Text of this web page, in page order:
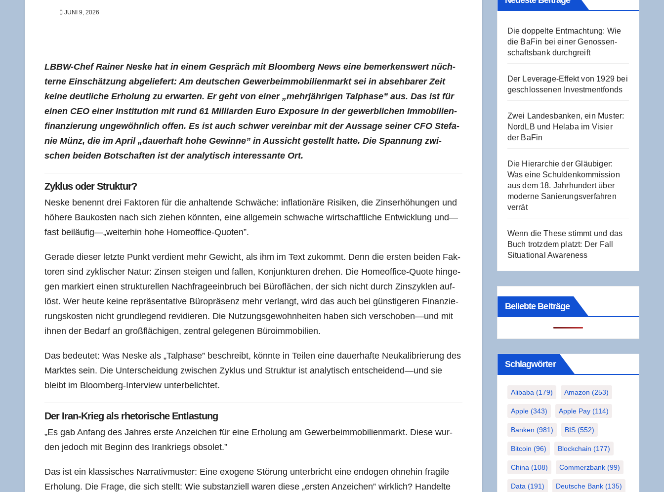
JUNI 9, 2026
LBBW-Chef Rai­ner Nes­ke hat in einem Gespräch mit Bloom­berg News eine bemer­kens­wert nüch­
ter­ne Ein­schät­zung abge­lie­fert: Am deut­schen Gewer­be­im­mo­bi­li­en­markt sei in abseh­ba­rer Zeit
kei­ne deut­li­che Erho­lung zu erwar­ten. Er geht von einer „mehr­jäh­ri­gen Tal­pha­se” aus. Das ist für
einen CEO einer Insti­tu­ti­on mit rund 61 Mil­li­ar­den Euro Expo­sure in der gewerb­li­chen Immo­bi­li­en­
fi­nan­zie­rung unge­wöhn­lich offen. Es ist auch schwer ver­ein­bar mit der Aus­sa­ge sei­ner CFO Ste­fa­
nie Münz, die im April „dau­er­haft hohe Gewin­ne” in Aus­sicht gestellt hat­te. Die Span­nung zwi­
schen bei­den Bot­schaf­ten ist der ana­ly­tisch inter­es­san­te Ort.
Zyklus oder Struktur?
Nes­ke benennt drei Fak­to­ren für die anhal­ten­de Schwä­che: infla­tio­nä­re Risi­ken, die Zins­er­hö­hun­gen und
höhe­re Bau­kos­ten nach sich zie­hen könn­ten, eine all­ge­mein schwa­che wirt­schaft­li­che Ent­wick­lung und—
fast beiläufig—„weiterhin hohe Homeoffice-Quoten”.
Gera­de die­ser letz­te Punkt ver­dient mehr Gewicht, als ihm im Text zukommt. Denn die ers­ten bei­den Fak­
to­ren sind zykli­scher Natur: Zin­sen stei­gen und fal­len, Kon­junk­tu­ren dre­hen. Die Home­of­fice-Quo­te hin­ge­
gen mar­kiert einen struk­tu­rel­len Nach­fra­ge­ein­bruch bei Büro­flä­chen, der sich nicht durch Zins­zy­klen auf­
löst. Wer heu­te kei­ne reprä­sen­ta­ti­ve Büro­prä­senz mehr ver­langt, wird das auch bei güns­ti­ge­ren Finan­zie­
rungs­kos­ten nicht grund­le­gend revi­die­ren. Die Nut­zungs­ge­wohn­hei­ten haben sich verschoben—und mit
ihnen der Bedarf an groß­flä­chi­gen, zen­tral gele­ge­nen Büroimmobilien.
Das bedeu­tet: Was Nes­ke als „Tal­pha­se” beschreibt, könn­te in Tei­len eine dau­er­haf­te Neu­ka­li­brie­rung des
Mark­tes sein. Die Unter­schei­dung zwi­schen Zyklus und Struk­tur ist ana­ly­tisch entscheidend—und sie
bleibt im Bloom­berg-Inter­view unterbelichtet.
Der Iran-Krieg als rhe­to­ri­sche Entlastung
„Es gab Anfang des Jah­res ers­te Anzei­chen für eine Erho­lung am Gewer­be­im­mo­bi­li­en­markt. Die­se wur­
den jedoch mit Beginn des Irankriegs obsolet.”
Das ist ein klas­si­sches Nar­ra­tiv­mus­ter: Eine exo­ge­ne Stö­rung unter­bricht eine endo­gen ohne­hin fra­gi­le
Erho­lung. Die Fra­ge, die sich stellt: Wie sub­stan­zi­ell waren die­se „ers­ten Anzei­chen” wirk­lich? Han­del­te
Die dop­pel­te Ent­mach­tung: Wie
die BaFin bei einer Genos­sen­
schafts­bank durchgreift
Der Levera­ge-Effekt von 1929 bei
geschlos­se­nen Investmentfonds
Zwei Lan­des­ban­ken, ein Mus­ter:
NordLB und Hela­ba im Visier
der BaFin
Die Hier­ar­chie der Gläu­bi­ger:
Was eine Schul­den­kom­mis­si­on
aus dem 18. Jahr­hun­dert über
moder­ne Sanie­rungs­ver­fah­ren
verrät
Wenn die The­se stimmt und das
Buch trotz­dem platzt: Der Fall
Situa­tio­nal Awareness
Beliebte Beiträge
Schlag­wör­ter
Alibaba (179) Amazon (253)
Apple(343) Apple Pay(114)
Banken (981) BIS(552)
Bitcoin (96) Blockchain (177)
China (108) Commerzbank(99)
Data (191) Deutsche Bank(135)